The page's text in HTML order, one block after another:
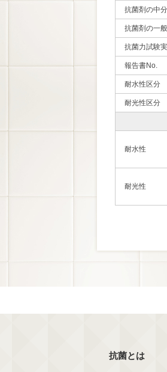
抗菌剤の中
抗菌剤の一
抗菌力試験
報告書No.
耐水性区分
耐光性区分
耐水性
耐光性
抗菌とは